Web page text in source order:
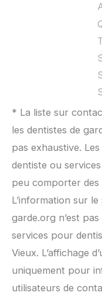
* La liste sur
les dentistes de
pas exhaustive.
dentiste ou
peu comporter des
L’information sur
garde.org n’est
services pour
Vieux. L’affichage
uniquement pour
utilisateurs de